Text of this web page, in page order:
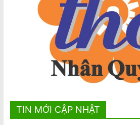
TIN MỚI CẬP NHẬT